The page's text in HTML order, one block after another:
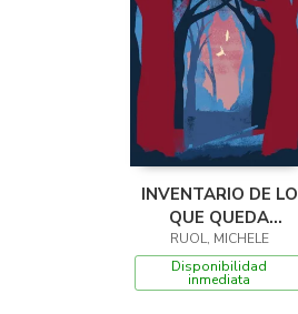
INVENTARIO DE LO
QUE QUEDA
CUANDO EL
BOSQUE ARDE
RUOL, MICHELE
Disponibilidad
inmediata